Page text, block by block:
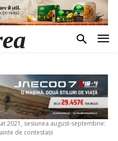
2021, sesiunea august-septembrie:
de contestații